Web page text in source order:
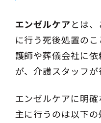
エンゼルケアとは
に行う死後処置の
護師や葬儀会社に
が、介護スタッフが
エンゼルケアに明確
主に行うのは以下の